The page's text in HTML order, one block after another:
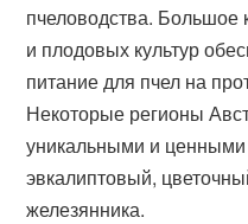
пчеловодства. Большое
и плодовых культур
питание для пчел на
Некоторые регионы
уникальными и
эвкалиптовый,
железянника.